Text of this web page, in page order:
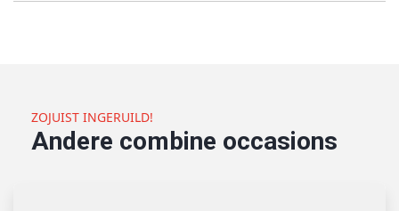
ZOJUIST INGERUILD!
Andere combine occasions